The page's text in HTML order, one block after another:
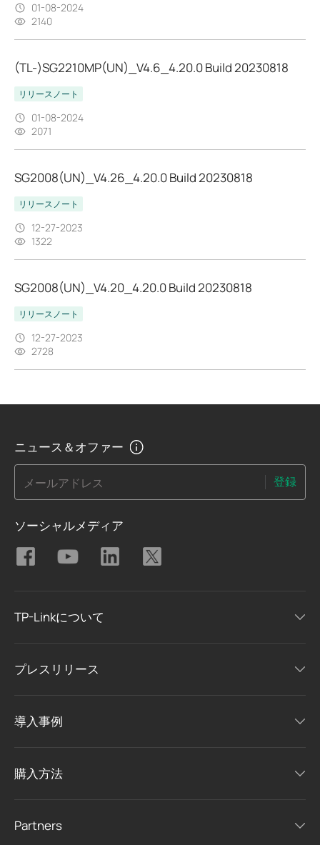
01-08-2024
2140
(TL-)SG2210MP(UN)_V4.6_4.20.0 Build 20230818
リリースノート
01-08-2024
2071
SG2008(UN)_V4.26_4.20.0 Build 20230818
リリースノート
12-27-2023
1322
SG2008(UN)_V4.20_4.20.0 Build 20230818
リリースノート
12-27-2023
2728
ニュース＆オファー
メールアドレス 登録
ソーシャルメディア
TP-Linkについて
プレスリリース
導入事例
購入方法
Partners